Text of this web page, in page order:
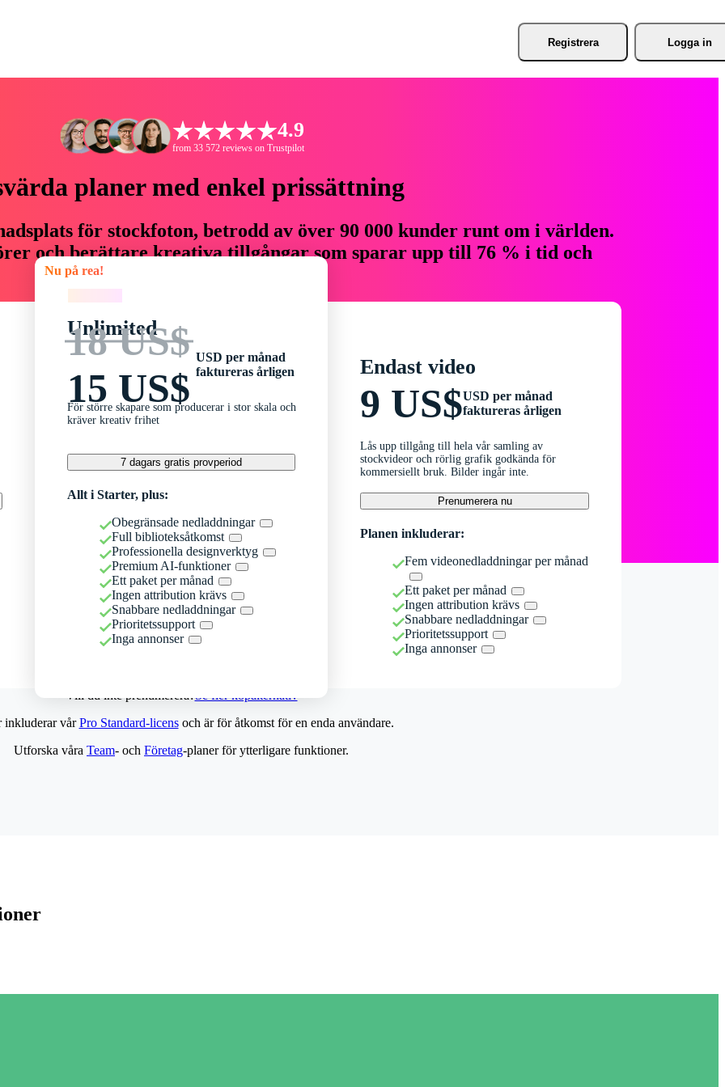
Registrera Logga in
4.9
from 33 572 reviews on Trustpilot
planer med enkel prissättning
för stockfoton, betrodd av över 90 000 kunder runt om i världen.
och berättare kreativa tillgångar som sparar upp till 76 % i tid och
Nu på rea!
Unlimited
18 US$
15 US$
USD per månad
faktureras årligen
För större skapare som producerar i stor skala och
kräver kreativ frihet
7 dagars gratis provperiod
Allt i Starter, plus:
Obegränsade nedladdningar
Full biblioteksåtkomst
Professionella designverktyg
Premium AI-funktioner
Ett paket per månad
Ingen attribution krävs
Snabbare nedladdningar
Prioritetssupport
Inga annonser
Endast video
9 US$USD per månad
faktureras årligen
Lås upp tillgång till hela vår samling av
stockvideor och rörlig grafik godkända för
kommersiellt bruk. Bilder ingår inte.
Prenumerera nu
Planen inkluderar:
Fem videonedladdningar per månad
Ett paket per månad
Ingen attribution krävs
Snabbare nedladdningar
Prioritetssupport
Inga annonser
Vill du inte prenumerera?Se fler köpalternativ
inkluderar vårPro Standard-licensoch är för åtkomst för en enda användare.
Utforska våra Team- och Företag-planer för ytterligare funktioner.